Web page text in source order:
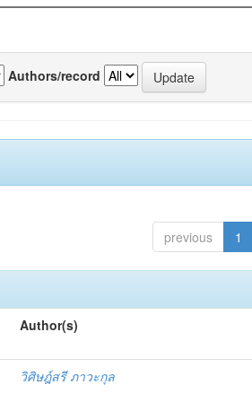
Authors/record
previous 1
Author(s)
วิศิษฎ์สรี ภาวะกุล